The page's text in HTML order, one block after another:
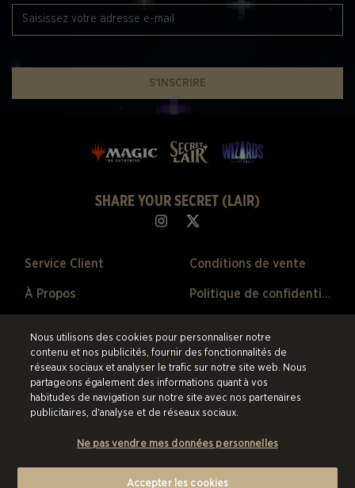
S’INSCRIRE
SHARE YOUR SECRET (LAIR)
Service Client
À Propos
Préférences de Cookies
Conditions de vente
Politique de confidentialité
©2026 ESW France SAS. Tous droits réservés.
Les marques citées sont la
propriété de leurs détenteurs respectifs aux États-Unis et dans les autres
pays. ESW France SAS est le revendeur et marchand agréé pour les
Nous utilisons des cookies pour personnaliser notre
contenu et nos publicités, fournir des fonctionnalités de
réseaux sociaux et analyser le trafic sur notre site web. Nous
partageons également des informations quant à vos
habitudes de navigation sur notre site avec nos partenaires
publicitaires, d'analyse et de réseaux sociaux.
Ne pas vendre mes données personnelles
Accepter les cookies